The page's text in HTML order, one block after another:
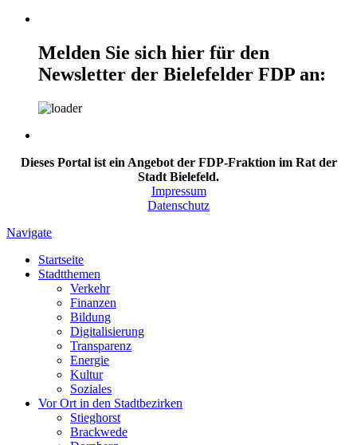
Melden Sie sich hier für den
Newsletter der Bielefelder FDP an:
Dieses Portal ist ein Angebot der FDP-Fraktion im Rat der
Stadt Bielefeld.
Impressum
Datenschutz
Navigate
Startseite
Stadtthemen
Verkehr
Finanzen
Bildung
Digitalisierung
Transparenz
Energie
Kultur
Soziales
Vor Ort in den Stadtbezirken
Stieghorst
Brackwede